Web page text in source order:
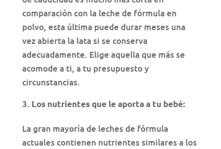
comparación con la leche de fórmula en
polvo, esta última puede durar meses una
vez abierta la lata si se conserva
adecuadamente. Elige aquella que más se
acomode a ti, a tu presupuesto y
circunstancias.
Los nutrientes que le aporta a tu bebé:
La gran mayoría de leches de fórmula
actuales contienen nutrientes similares a los